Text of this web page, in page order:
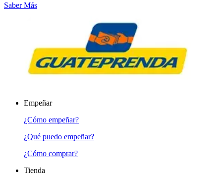
Saber Más
Empeñar
¿Cómo empeñar?
¿Qué puedo empeñar?
¿Cómo comprar?
Tienda